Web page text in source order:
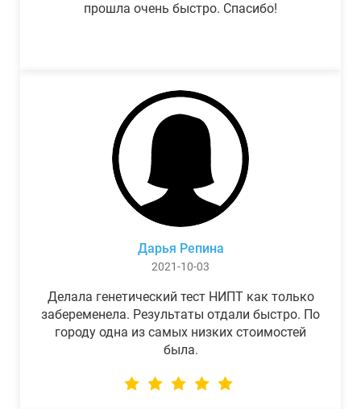
прошла очень быстро. Спасибо!
Дарья Репина
2021-10-03
Делала генетический тест НИПТ как только
забеременела. Результаты отдали быстро. По
городу одна из самых низких стоимостей
была.